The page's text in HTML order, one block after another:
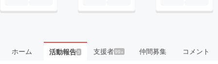
ホーム 活動報告3 支援者99+ 仲間募集 コメント